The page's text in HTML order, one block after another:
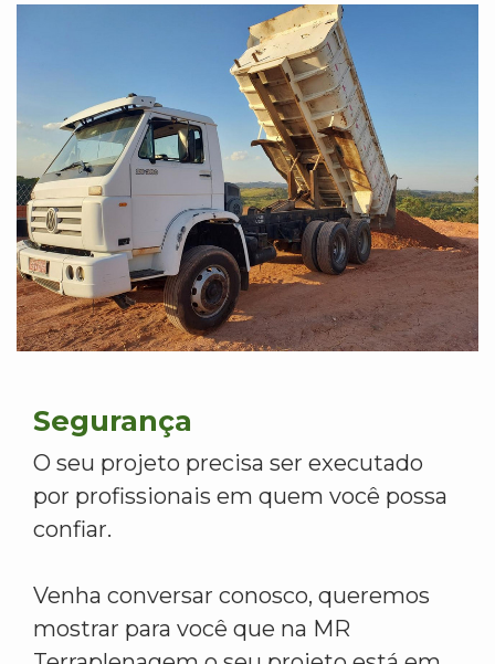
Segurança
O seu projeto precisa ser executado
por profissionais em quem você possa
confiar.
Venha conversar conosco, queremos
mostrar para você que na MR